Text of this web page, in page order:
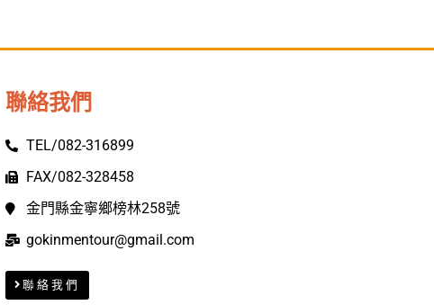
聯絡我們
TEL/082-316899
FAX/082-328458
金門縣金寧鄉榜林258號
gokinmentour@gmail.com
聯絡我們